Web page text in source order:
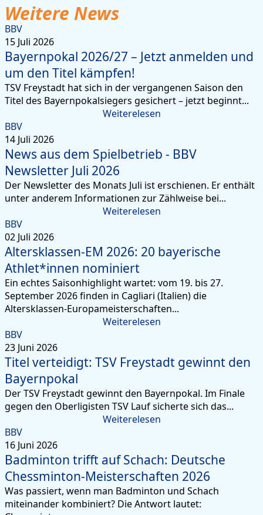
Weitere News
BBV
15 Juli 2026
Bayernpokal 2026/27 – Jetzt anmelden und
um den Titel kämpfen!
TSV Freystadt hat sich in der vergangenen Saison den
Titel des Bayernpokalsiegers gesichert – jetzt beginnt...
Weiterelesen
BBV
14 Juli 2026
News aus dem Spielbetrieb - BBV
Newsletter Juli 2026
Der Newsletter des Monats Juli ist erschienen. Er enthält
unter anderem Informationen zur Zählweise bei...
Weiterelesen
BBV
02 Juli 2026
Altersklassen-EM 2026: 20 bayerische
Athlet*innen nominiert
Ein echtes Saisonhighlight wartet: vom 19. bis 27.
September 2026 finden in Cagliari (Italien) die
Altersklassen-Europameisterschaften...
Weiterelesen
BBV
23 Juni 2026
Titel verteidigt: TSV Freystadt gewinnt den
Bayernpokal
Der TSV Freystadt gewinnt den Bayernpokal. Im Finale
gegen den Oberligisten TSV Lauf sicherte sich das...
Weiterelesen
BBV
16 Juni 2026
Badminton trifft auf Schach: Deutsche
Chessminton-Meisterschaften 2026
Was passiert, wenn man Badminton und Schach
miteinander kombiniert? Die Antwort lautet: